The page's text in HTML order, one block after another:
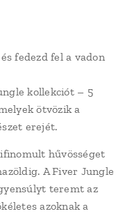
fedezd fel a vadon
kollekciót – 5
ötvözik a
erejét.
hűvösséget
A Fiver Jungle
teremt az
azoknak a